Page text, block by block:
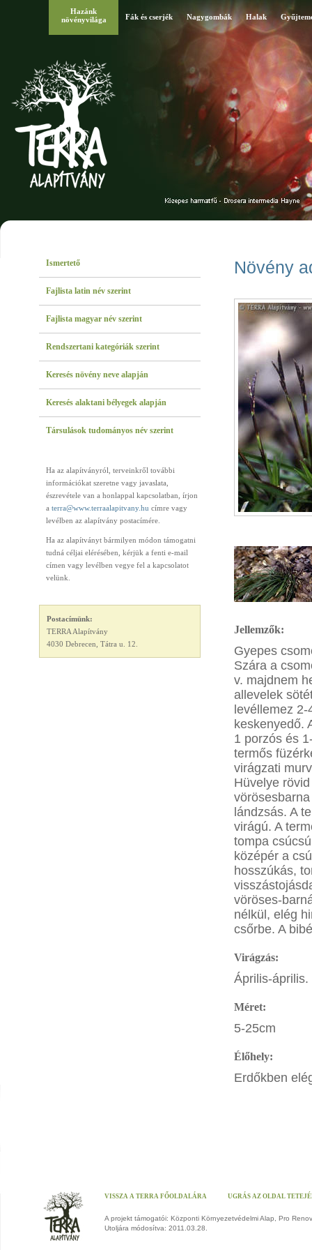
Hazánk
növényvilága
Fák és cserjék Nagygombák Halak
Ismertető
Fajlista latin név szerint
Fajlista magyar név szerint
Rendszertani kategóriák szerint
Keresés növény neve alapján
Keresés alaktani bélyegek alapján
Társulások tudományos név szerint
Ha az alapítványról, terveinkről további
információkat szeretne vagy javaslata,
észrevétele van a honlappal kapcsolatban, írjon
a terra@www.terraalapitvany.hu címre vagy
levélben az alapítvány postacímére.
Ha az alapítványt bármilyen módon támogatni
tudná céljai elérésében, kérjük a fenti e-mail
címen vagy levélben vegye fel a kapcsolatot
velünk.
Postacímünk:
TERRA Alapítvány
4030 Debrecen, Tátra u. 12.
Növény
Jellemzők:
Gyepes
Szára a
v. majdnem
allevelek
levéllemez
keskenyedő.
1 porzós és
termős
virágzati
Hüvelye
lándzsás. A
virágú. A
tompa
középér a
hosszúkás,
vöröses-
nélkül, elég
csőrbe. A
Virágzás:
Április-április.
Méret:
5-25cm
Élőhely:
Erdőkben
VISSZA A TERRA FŐOLDALÁRA UGRÁS AZ OLDAL
A projekt támogatói: Központi Környezetvédelmi Alap, Pro
Utoljára módosítva: 2011.03.28.